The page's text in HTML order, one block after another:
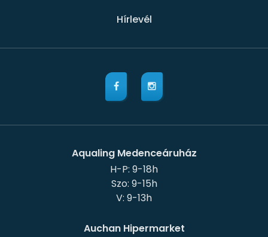
Hírlevél
Aqualing Medenceáruház
H-P: 9-18h
Szo: 9-15h
Auchan Hipermarket